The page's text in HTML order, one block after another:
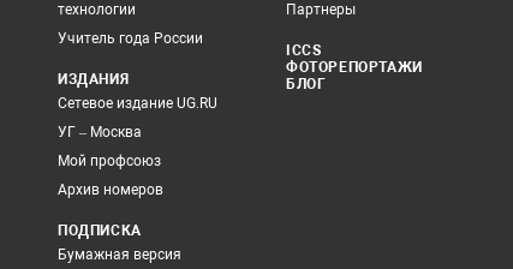
технологии
Учитель года России
ИЗДАНИЯ
Сетевое издание UG.RU
УГ – Москва
Мой профсоюз
Архив номеров
ПОДПИСКА
Бумажная версия
Партнеры
ICCS
ФОТОРЕПОРТАЖИ
БЛОГ